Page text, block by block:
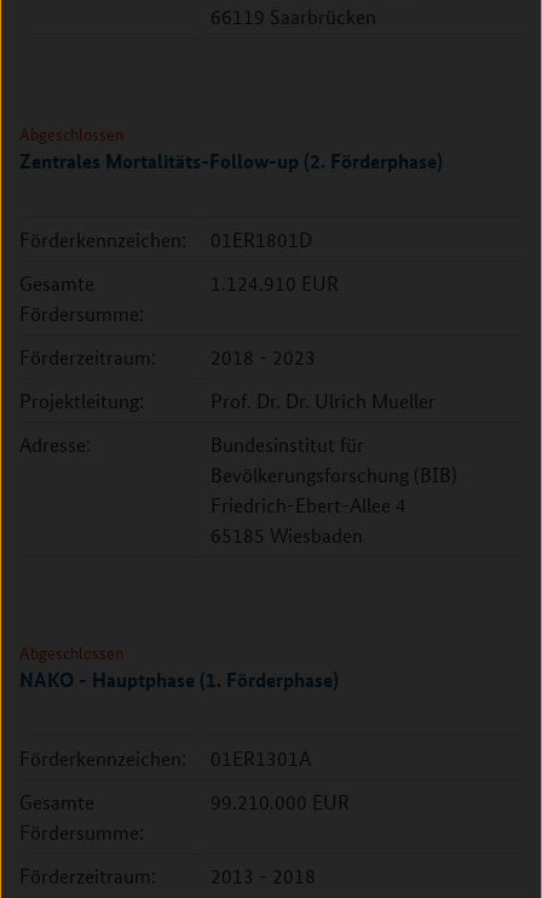
66119 Saarbrücken
Abgeschlossen
Zentrales Mortalitäts-Follow-up (2. Förderphase)
Förderkennzeichen:
01ER1801D
Gesamte
Fördersumme:
1.124.910 EUR
Förderzeitraum:
2018 - 2023
Projektleitung:
Prof. Dr. Dr. Ulrich Mueller
Adresse:
Bundesinstitut für
Bevölkerungsforschung (BIB)
Friedrich-Ebert-Allee 4
65185 Wiesbaden
Abgeschlossen
NAKO - Hauptphase (1. Förderphase)
Förderkennzeichen:
01ER1301A
Gesamte
Fördersumme:
99.210.000 EUR
Förderzeitraum:
2013 - 2018